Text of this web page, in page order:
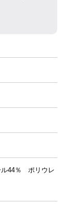
44％ ポリウレ